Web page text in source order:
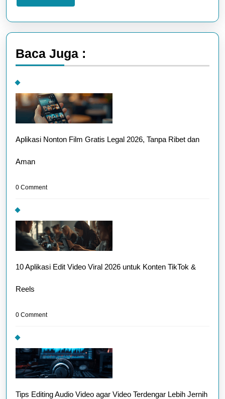
More
Baca Juga :
Aplikasi Nonton Film Gratis Legal 2026, Tanpa Ribet dan
Aman
0 Comment
10 Aplikasi Edit Video Viral 2026 untuk Konten TikTok &
Reels
0 Comment
Tips Editing Audio Video agar Video Terdengar Lebih Jernih